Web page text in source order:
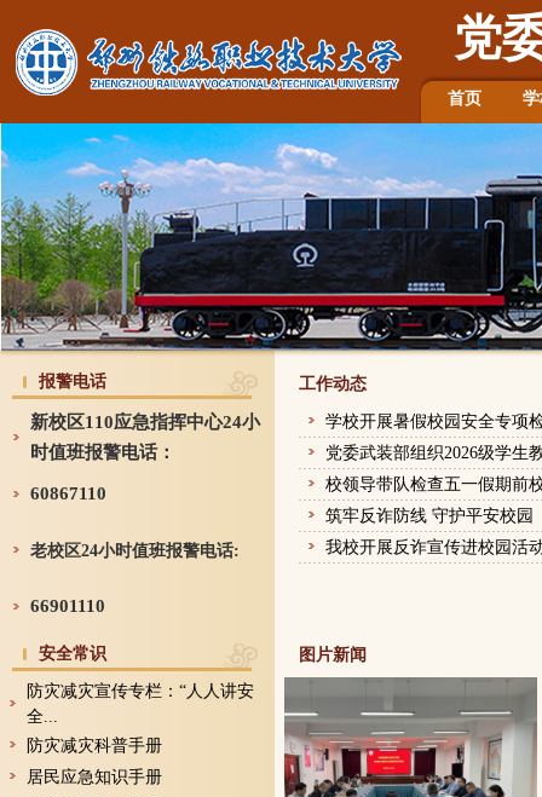
党
首页
报警电话
新校区110应急指挥中心24小
时值班报警电话：
60867110
老校区24小时值班报警电话:
66901110
安全常识
防灾减灾宣传专栏：“人人讲安
全...
防灾减灾科普手册
居民应急知识手册
工作动态
学校开展暑假校园安全专项
党委武装部组织2026级学生
校领导带队检查五一假期前
筑牢反诈防线 守护平安校园
我校开展反诈宣传进校园活
图片新闻